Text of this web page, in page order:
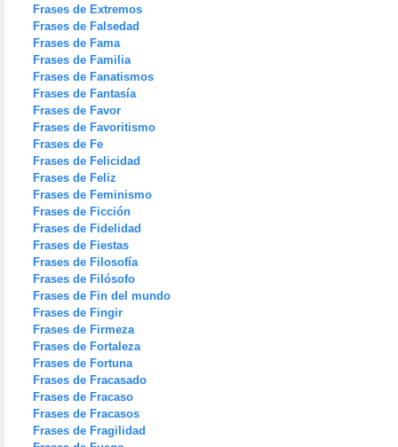
Frases de Extremos
Frases de Falsedad
Frases de Fama
Frases de Familia
Frases de Fanatismos
Frases de Fantasía
Frases de Favor
Frases de Favoritismo
Frases de Fe
Frases de Felicidad
Frases de Feliz
Frases de Feminismo
Frases de Ficción
Frases de Fidelidad
Frases de Fiestas
Frases de Filosofía
Frases de Filósofo
Frases de Fin del mundo
Frases de Fingir
Frases de Firmeza
Frases de Fortaleza
Frases de Fortuna
Frases de Fracasado
Frases de Fracaso
Frases de Fracasos
Frases de Fragilidad